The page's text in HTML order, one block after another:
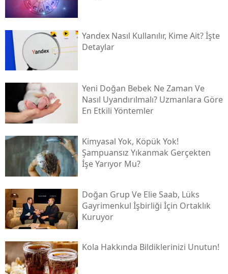
Yandex Nasıl Kullanılır, Kime Ait? İşte
Detaylar
Yeni Doğan Bebek Ne Zaman Ve
Nasıl Uyandırılmalı? Uzmanlara Göre
En Etkili Yöntemler
Kimyasal Yok, Köpük Yok!
Şampuansız Yıkanmak Gerçekten
İşe Yarıyor Mu?
Doğan Grup Ve Elie Saab, Lüks
Gayrimenkul İşbirliği İçin Ortaklık
Kuruyor
Kola Hakkında Bildiklerinizi Unutun!